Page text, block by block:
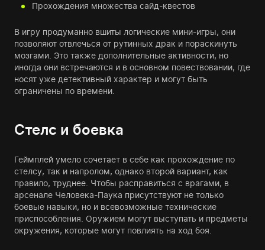
Прохождения множества сайд-квестов
В игру продуманно вшиты логические мини-игры, они
позволяют отвлечься от рутинных драк и пораскинуть
мозгами. Это также дополнительные активности, но
иногда они встречаются и в основном повествовании, где
носят уже детективный характер и могут быть
ограничены по времени.
Стелс и боевка
Геймплей умело сочетает в себе как прохождение по
стелсу, так и напролом, однако второй вариант, как
правило, труднее. Чтобы расправиться с врагами, в
арсенале Человека-Паука присутствуют не только
боевые навыки, но и всевозможные технические
приспособления. Оружием могут выступать и предметы
окружения, которые могут повлиять на ход боя.